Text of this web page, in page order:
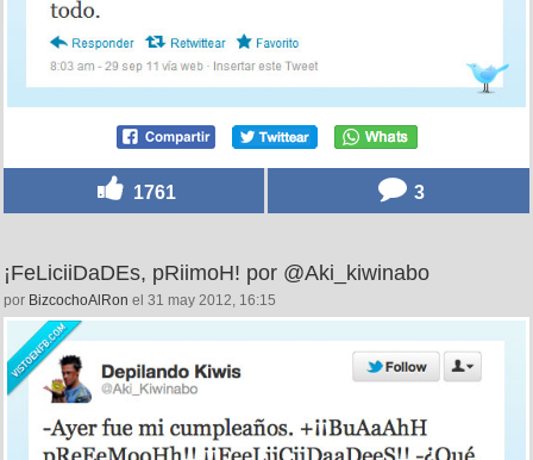
1761 3
¡FeLiciiDaDEs, pRiimoH! por @Aki_kiwinabo
por BizcochoAlRon el 31 may 2012, 16:15